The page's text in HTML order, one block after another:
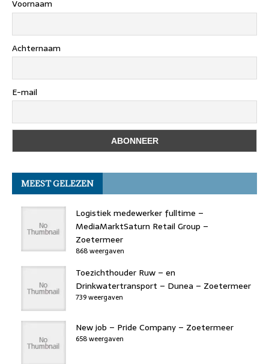
Voornaam
Achternaam
E-mail
MEEST GELEZEN
Logistiek medewerker fulltime –
MediaMarktSaturn Retail Group –
Zoetermeer
868 weergaven
Toezichthouder Ruw – en
Drinkwatertransport – Dunea – Zoetermeer
739 weergaven
New job – Pride Company – Zoetermeer
658 weergaven